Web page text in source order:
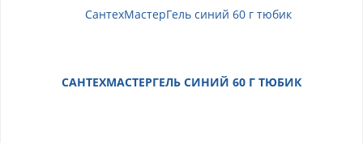
САНТЕХМАСТЕРГЕЛЬ СИНИЙ 60 Г ТЮБИК